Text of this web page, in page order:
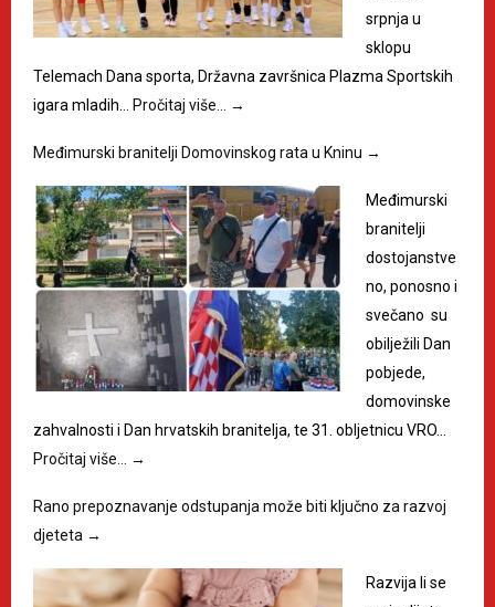
srpnja u
sklopu
Telemach Dana sporta, Državna završnica Plazma Sportskih
igara mladih…
Pročitaj više… →
Međimurski branitelji Domovinskog rata u Kninu →
Međimurski
branitelji
dostojanstve
no, ponosno i
svečano su
obilježili Dan
pobjede,
domovinske
zahvalnosti i Dan hrvatskih branitelja, te 31. obljetnicu VRO…
Pročitaj više…
→
Rano prepoznavanje odstupanja može biti ključno za razvoj
djeteta →
Razvija li se